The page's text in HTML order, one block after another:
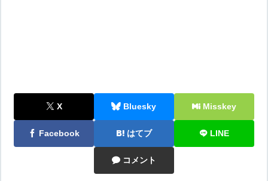
X Bluesky Misskey
Facebook はてブ LINE
コメント